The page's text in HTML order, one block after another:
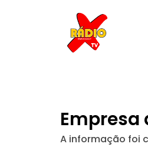
Empresa
A informação foi